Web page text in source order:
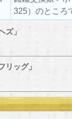
325）のところ
ズ」
リッグ」